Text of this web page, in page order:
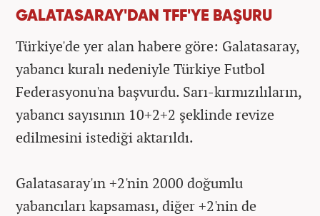
GALATASARAY'DAN TFF'YE BAŞURU
Türkiye'de yer alan habere göre: Galatasaray,
yabancı kuralı nedeniyle Türkiye Futbol
Federasyonu'na başvurdu. Sarı-kırmızılıların,
yabancı sayısının 10+2+2 şeklinde revize
edilmesini istediği aktarıldı.
Galatasaray'ın +2'nin 2000 doğumlu
yabancıları kapsaması, diğer +2'nin de